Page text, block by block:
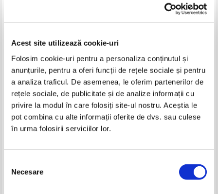
Acest site utilizează cookie-uri
Folosim cookie-uri pentru a personaliza conținutul și
anunțurile, pentru a oferi funcții de rețele sociale și pentru
a analiza traficul. De asemenea, le oferim partenerilor de
rețele sociale, de publicitate și de analize informații cu
privire la modul în care folosiți site-ul nostru. Aceștia le
pot combina cu alte informații oferite de dvs. sau culese
în urma folosirii serviciilor lor.
consimțământului
Necesare
Fritz Beer - Teoria relativitatii a
-60%
D. Caracostea - Critice literare (2
-60%